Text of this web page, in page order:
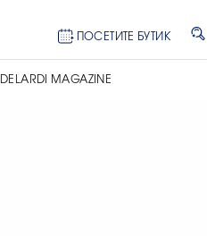
ПОСЕТИТЕ БУТИК
DELARDI MAGAZINE